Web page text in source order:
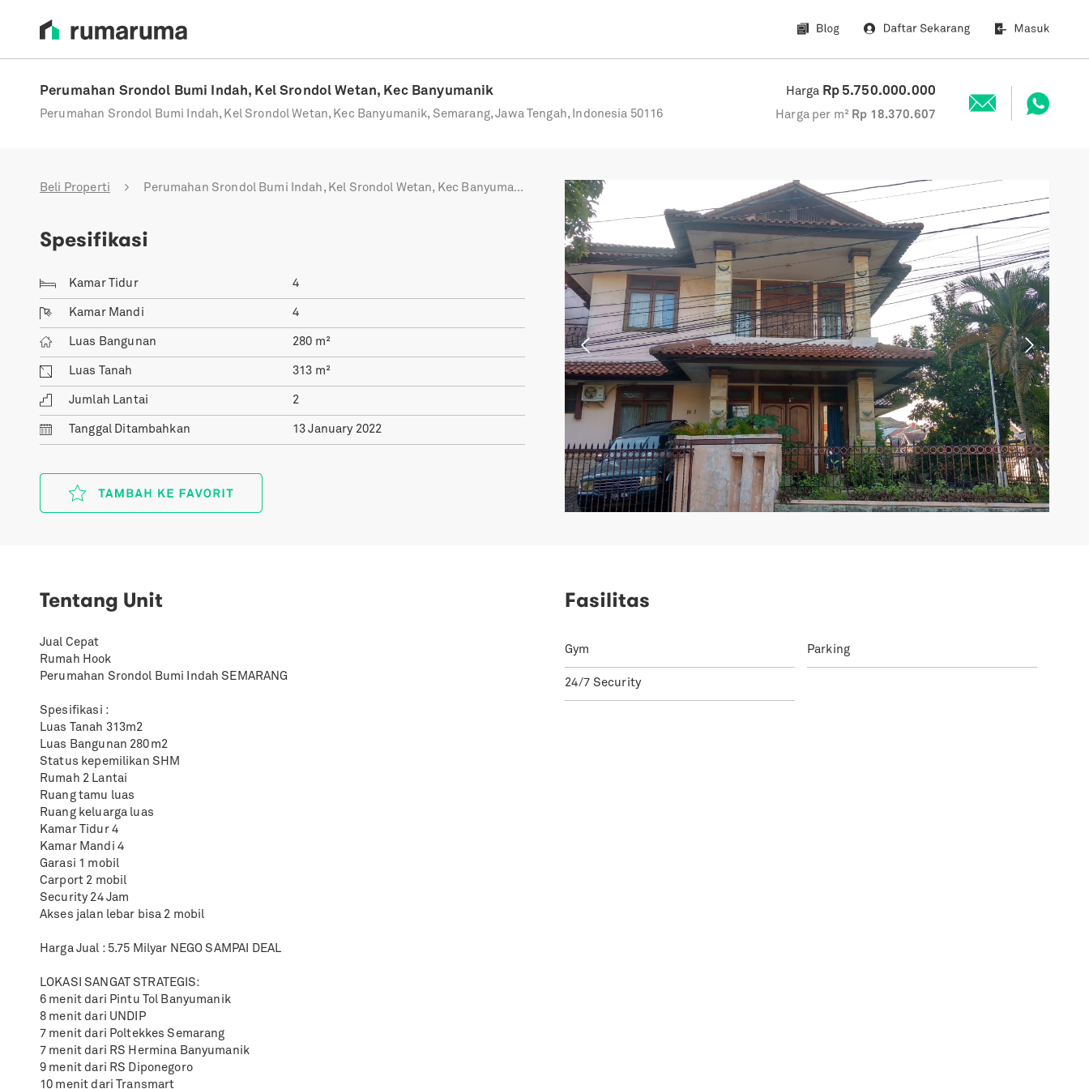
Perumahan Srondol Bumi Indah, Kel Srondol Wetan, Kec Banyumanik
Perumahan Srondol Bumi Indah, Kel Srondol Wetan, Kec Banyumanik, Semarang, Jawa Tengah, Indonesia 50116
Harga Rp 5.750.000.000
Harga per m² Rp 18.370.607
Beli Properti Perumahan Srondol Bumi Indah, Kel Srondol Wetan, Kec Banyumanik
Spesifikasi
Kamar Tidur 4
Kamar Mandi 4
Luas Bangunan 280 m²
Luas Tanah 313 m²
Jumlah Lantai 2
Tanggal Ditambahkan 13 January 2022
Previous
Tentang Unit
Jual Cepat
Rumah Hook
Perumahan Srondol Bumi Indah SEMARANG
Spesifikasi :
Luas Tanah 313m2
Luas Bangunan 280m2
Status kepemilikan SHM
Rumah 2 Lantai
Ruang tamu luas
Ruang keluarga luas
Kamar Tidur 4
Kamar Mandi 4
Garasi 1 mobil
Carport 2 mobil
Security 24 Jam
Akses jalan lebar bisa 2 mobil
Harga Jual : 5.75 Milyar NEGO SAMPAI DEAL
LOKASI SANGAT STRATEGIS:
6 menit dari Pintu Tol Banyumanik
8 menit dari UNDIP
7 menit dari Poltekkes Semarang
7 menit dari RS Hermina Banyumanik
9 menit dari RS Diponegoro
10 menit dari Transmart
Fasilitas
Gym Parking
24/7 Security